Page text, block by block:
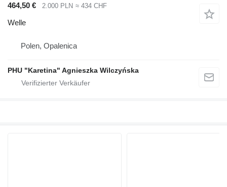
464,50 €
2.000 PLN ≈ 434 CHF
Welle
Polen, Opalenica
PHU "Karetina" Agnieszka Wilczyńska